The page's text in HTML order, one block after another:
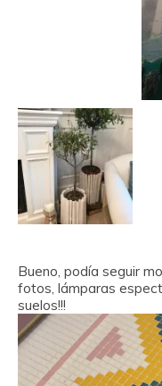
Bueno, podía seguir
fotos, lámparas
suelos!!!